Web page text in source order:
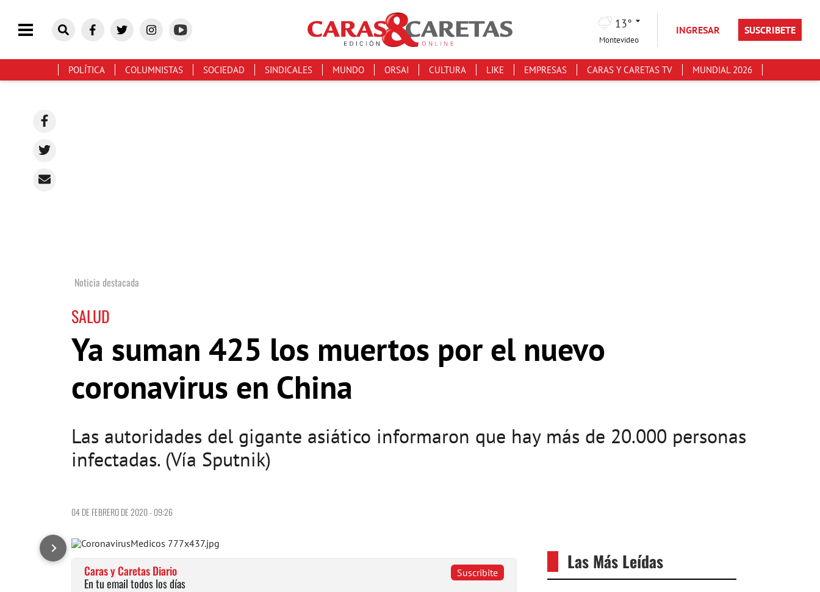
13°
Montevideo
INGRESAR SUSCRIBETE
POLÍTICA COLUMNISTAS SOCIEDAD SINDICALES MUNDO ORSAI CULTURA LIKE EMPRESAS CARAS Y CARETAS TV MUNDIAL 2026
Noticia destacada
SALUD
Ya suman 425 los muertos por el nuevo
coronavirus en China
Las autoridades del gigante asiático informaron que hay más de 20.000 personas
infectadas. (Vía Sputnik)
04 DE FEBRERO DE 2020 - 09:26
Suscribite
Caras y Caretas Diario
En tu email todos los días
Las Más Leídas